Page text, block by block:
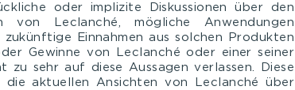
oder implizite Diskussionen über den
von Leclanché, mögliche Anwendungen
Einnahmen aus solchen Produkten
Gewinne von Leclanché oder einer seiner
zu sehr auf diese Aussagen verlassen. Diese
die aktuellen Ansichten von Leclanché über